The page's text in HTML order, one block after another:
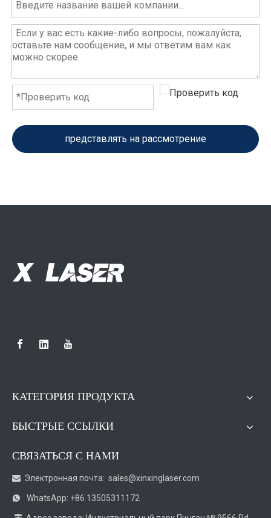
представлять на рассмотрение
КАТЕГОРИЯ ПРОДУКТА
БЫСТРЫЕ ССЫЛКИ
СВЯЗАТЬСЯ С НАМИ
 Электронная почта: sales@xinxinglaser.com
 WhatsApp: +86 13505311172